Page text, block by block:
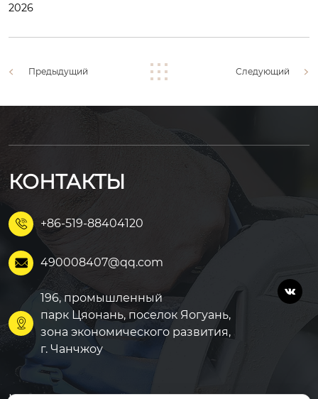
2026
Предыдущий Следующий
КОНТАКТЫ
 +86-519-88404120
 490008407@qq.com

196, промышленный
парк Цяонань, поселок Яогуань,
зона экономического развития,
г. Чанчжоу
